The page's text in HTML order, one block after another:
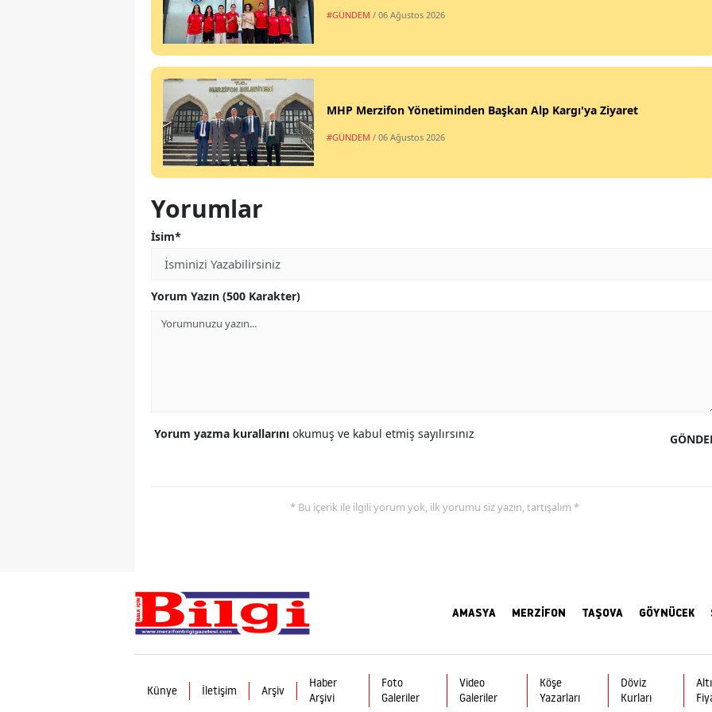
#GÜNDEM / 06 Ağustos 2026
MHP Merzifon Yönetiminden Başkan Alp Kargı'ya Ziyaret
#GÜNDEM / 06 Ağustos 2026
Yorumlar
İsim*
Yorum Yazın (500 Karakter)
Yorum yazma kurallarını okumuş ve kabul etmiş sayılırsınız
* Bu içerik ile ilgili yorum yok, ilk yorumu siz yazın, tartışalım *
AMASYA MERZİFON TAŞOVA GÖYNÜCEK
Künye İletişim Arşiv
Haber
Arşivi
Foto
Galeriler
Video
Galeriler
Köşe
Yazarları
Döviz
Kurları